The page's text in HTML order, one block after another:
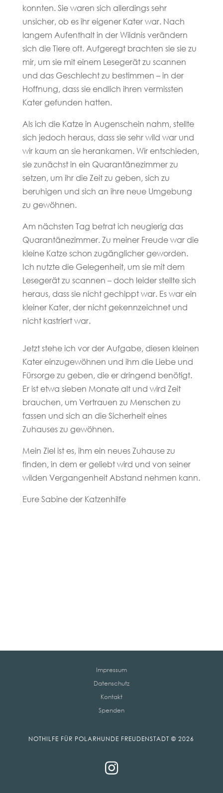
konnten. Sie waren sich allerdings sehr
unsicher, ob es ihr eigener Kater war. Nach
langem Aufenthalt in der Wildnis verändern
sich die Tiere oft. Aufgeregt brachten sie sie zu
mir, um sie mit einem Lesegerät zu scannen
und das Geschlecht zu bestimmen – in der
Hoffnung, dass sie endlich ihren vermissten
Kater gefunden hatten.
Als ich die Katze in Augenschein nahm, stellte
sich jedoch heraus, dass sie sehr wild war und
wir kaum an sie herankamen. Wir entschieden,
sie zunächst in ein Quarantänezimmer zu
setzen, um ihr die Zeit zu geben, sich zu
beruhigen und sich an ihre neue Umgebung
zu gewöhnen.
Am nächsten Tag betrat ich neugierig das
Quarantänezimmer. Zu meiner Freude war die
kleine Katze schon zugänglicher geworden.
Ich nutzte die Gelegenheit, um sie mit dem
Lesegerät zu scannen – doch leider stellte sich
heraus, dass sie nicht gechippt war. Es war ein
kleiner Kater, der nicht gekennzeichnet und
nicht kastriert war.
Jetzt stehe ich vor der Aufgabe, diesen kleinen
Kater einzugewöhnen und ihm die Liebe und
Fürsorge zu geben, die er dringend benötigt.
Er ist etwa sieben Monate alt und wird Zeit
brauchen, um Vertrauen zu Menschen zu
fassen und sich an die Sicherheit eines
Zuhauses zu gewöhnen.
Mein Ziel ist es, ihm ein neues Zuhause zu
finden, in dem er geliebt wird und von seiner
wilden Vergangenheit Abstand nehmen kann.
Eure Sabine der Katzenhilfe
Impressum
Datenschutz
Kontakt
Spenden
NOTHILFE FÜR POLARHUNDE FREUDENSTADT © 2026
